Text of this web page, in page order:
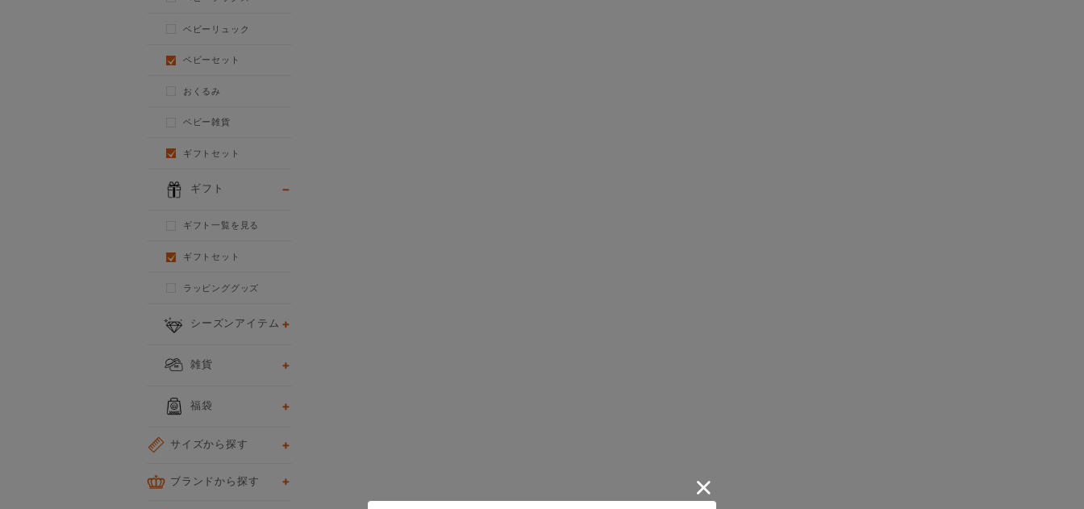
ベビーリュック
ベビーセット
おくるみ
ベビー雑貨
ギフトセット
ギフト
ギフト一覧を見る
ギフトセット
ラッピンググッズ
シーズンアイテム
雑貨
福袋
サイズから探す
ブランドから探す